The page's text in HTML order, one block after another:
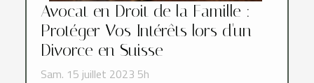
Avocat en Droit de la Famille :
Protéger Vos Intérêts lors d'un
Divorce en Suisse
Sam. 15 juillet 2023 5h